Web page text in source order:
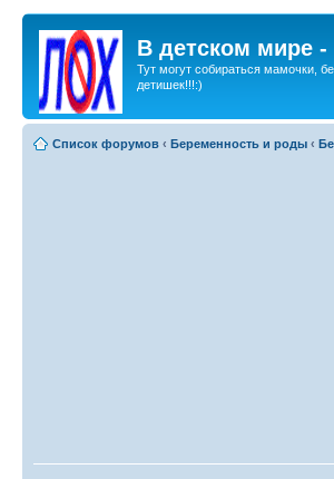
В детском мире
Тут могут собираться мамочки,
детишек!!!:)
Список форумов ‹ Беременность и роды ‹